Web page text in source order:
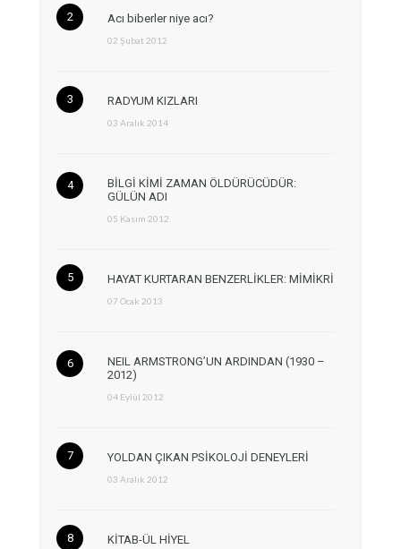
Acı biberler niye acı?
02 Şubat 2012
RADYUM KIZLARI
03 Aralık 2014
BİLGİ KİMİ ZAMAN ÖLDÜRÜCÜDÜR:
GÜLÜN ADI
05 Kasım 2012
HAYAT KURTARAN BENZERLİKLER: MİMİKRİ
07 Ocak 2013
NEIL ARMSTRONG’UN ARDINDAN (1930 –
2012)
04 Eylül 2012
YOLDAN ÇIKAN PSİKOLOJİ DENEYLERİ
03 Aralık 2012
KİTAB-ÜL HİYEL